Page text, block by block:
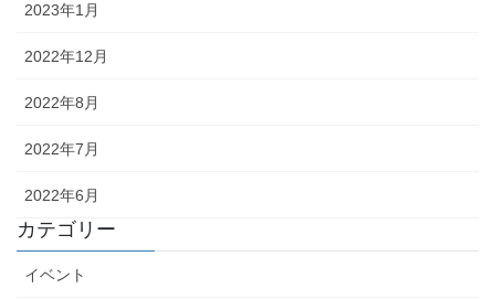
2023年1月
2022年12月
2022年8月
2022年7月
2022年6月
カテゴリー
イベント